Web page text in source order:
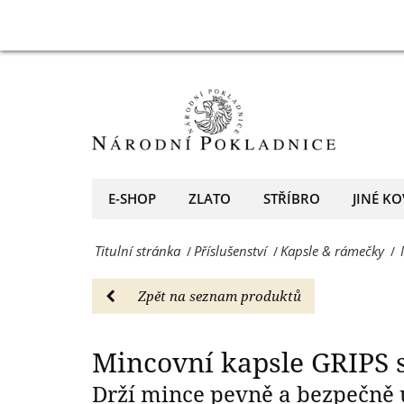
průměrem
mm,
kusů
E-SHOP ZLATO STŘÍBRO JINÉ
Titulní stránka /Příslušenství /Kapsle & rámečky /
Zpět na seznam produktů
Mincovní kapsle
Drží mince pevně a bezpečně
Mincovní
mm,
-
rámečky
-
Národní
-